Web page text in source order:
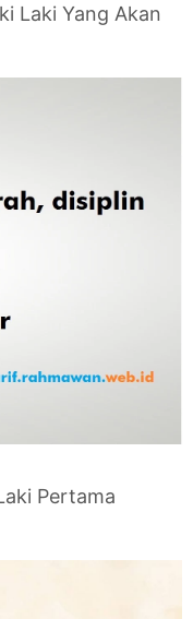
Laki Yang Akan
Pertama